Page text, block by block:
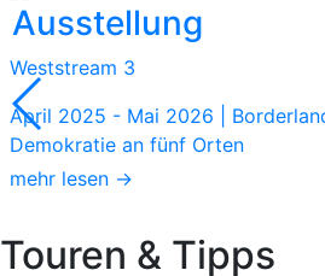
Ausstellung
Weststream 3
April 2025 - Mai 2026 |
Demokratie an fünf Orten
mehr lesen →
Touren & Tipps